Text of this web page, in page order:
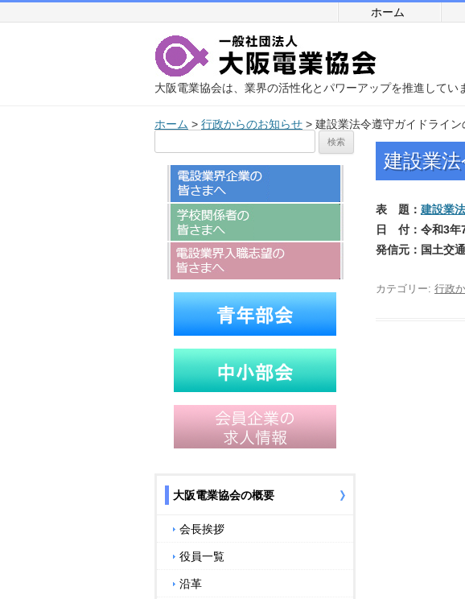
ホーム
大阪電業協会は、業界の活性化とパワーアップを推進してい
ホーム > 行政からのお知らせ > 建設業法令遵守ガイドライ
建設業
表 題： 建設業
日 付：令和3年
発信元：国土交
カテゴリー: 行政
大阪電業協会の概要
会長挨拶
役員一覧
沿革